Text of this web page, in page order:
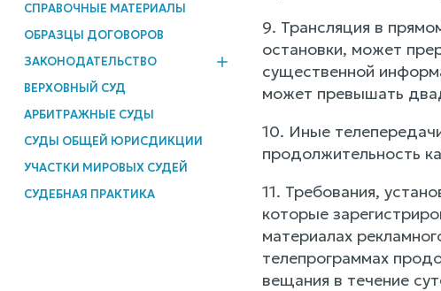
СПРАВОЧНЫЕ МАТЕРИАЛЫ
ОБРАЗЦЫ ДОГОВОРОВ
ЗАКОНОДАТЕЛЬСТВО
ВЕРХОВНЫЙ СУД
АРБИТРАЖНЫЕ СУДЫ
СУДЫ ОБЩЕЙ ЮРИСДИКЦИИ
УЧАСТКИ МИРОВЫХ СУДЕЙ
СУДЕБНАЯ ПРАКТИКА
9. Трансляция в
остановки, может
существенной
может превышать
10. Иные
продолжительность
11. Требования,
которые
материалах
телепрограммах
вещания в течение